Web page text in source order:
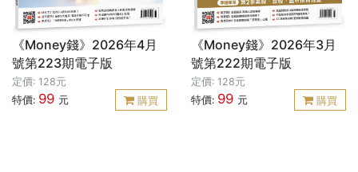
《Money錢》2026年4月
號第223期電子版
定價: 128元
特價: 99 元 購買
《Money錢》2026年3月
號第222期電子版
定價: 128元
特價: 99 元 購買